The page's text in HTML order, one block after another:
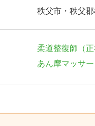
秩父市・秩父
柔道整復師（正
あん摩マッサ